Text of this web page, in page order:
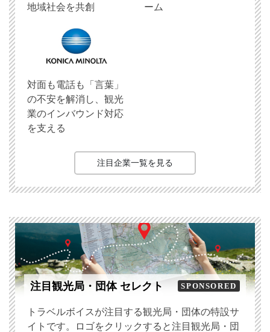
地域社会を共創
ーム
対面も電話も「言葉」
の不安を解消し、観光
業のインバウンド対応
を支える
注目企業一覧を見る
注目観光局・団体 セレクト SPONSORED
トラベルボイスが注目する観光局・団体の特設サ
イトです。ロゴをクリックすると注目観光局・団